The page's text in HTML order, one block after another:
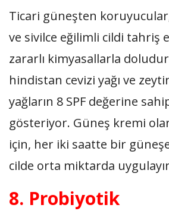
Ticari güneşten
ve sivilce eğilimli cildi tahriş
zararlı kimyasallarla
hindistan cevizi yağı ve
yağların 8 SPF değerine
gösteriyor. Güneş kremi
için, her iki saatte bir
cilde orta miktarda
8. Probiyotik